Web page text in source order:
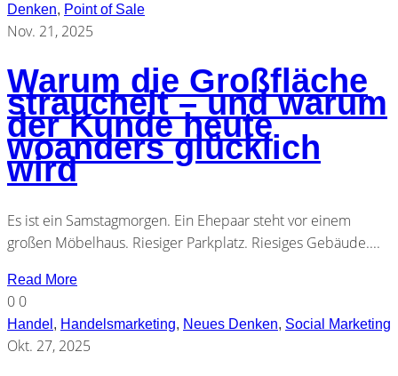
Denken, Point of Sale
Nov. 21, 2025
Warum die Großfläche
strauchelt – und warum
der Kunde heute
woanders glücklich
wird
Es ist ein Samstagmorgen. Ein Ehepaar steht vor einem
großen Möbelhaus. Riesiger Parkplatz. Riesiges Gebäude....
Read More
0 0
Handel , Handelsmarketing, Neues Denken, Social Marketing
Okt. 27, 2025